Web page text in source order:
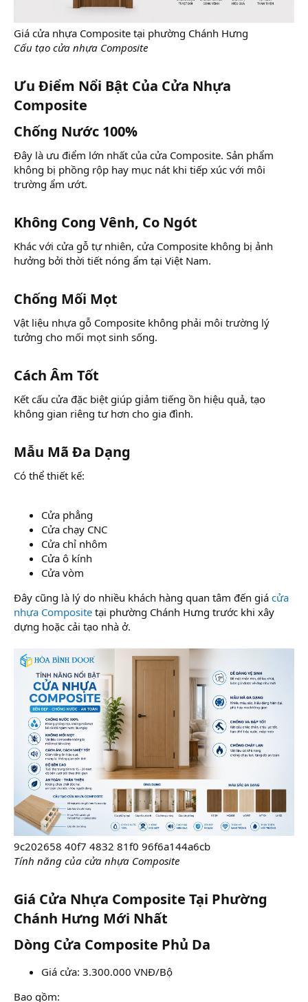
Giá cửa nhựa Composite tại phường Chánh Hưng
Cấu tạo cửa nhựa Composite
Ưu Điểm Nổi Bật Của Cửa Nhựa
Composite​
Chống Nước 100%​
Đây là ưu điểm lớn nhất của cửa Composite. Sản phẩm
không bị phồng rộp hay mục nát khi tiếp xúc với môi
trường ẩm ướt.
Không Cong Vênh, Co Ngót​
Khác với cửa gỗ tự nhiên, cửa Composite không bị ảnh
hưởng bởi thời tiết nóng ẩm tại Việt Nam.
Chống Mối Mọt​
Vật liệu nhựa gỗ Composite không phải môi trường lý
tưởng cho mối mọt sinh sống.
Cách Âm Tốt​
Kết cấu cửa đặc biệt giúp giảm tiếng ồn hiệu quả, tạo
không gian riêng tư hơn cho gia đình.
Mẫu Mã Đa Dạng​
Có thể thiết kế:
Cửa phẳng
Cửa chạy CNC
Cửa chỉ nhôm
Cửa ô kính
Cửa vòm
Đây cũng là lý do nhiều khách hàng quan tâm đến giá cửa
nhựa Composite tại phường Chánh Hưng trước khi xây
dựng hoặc cải tạo nhà ở.
9c202658 40f7 4832 81f0 96f6a144a6cb
Tính năng của cửa nhựa Composite
Giá Cửa Nhựa Composite Tại Phường
Chánh Hưng Mới Nhất​
Dòng Cửa Composite Phủ Da​
Giá cửa: 3.300.000 VNĐ/Bộ
Bao gồm: